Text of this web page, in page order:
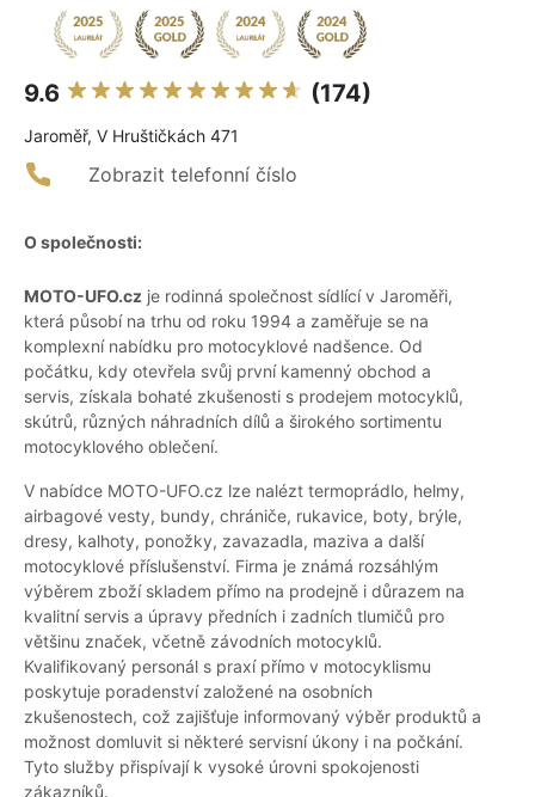
9.6 (174)
Jaroměř, V Hruštičkách 471
Zobrazit telefonní číslo
O společnosti:
MOTO-UFO.cz je rodinná společnost sídlící v Jaroměři,
která působí na trhu od roku 1994 a zaměřuje se na
komplexní nabídku pro motocyklové nadšence. Od
počátku, kdy otevřela svůj první kamenný obchod a
servis, získala bohaté zkušenosti s prodejem motocyklů,
skútrů, různých náhradních dílů a širokého sortimentu
motocyklového oblečení.
V nabídce MOTO-UFO.cz lze nalézt termoprádlo, helmy,
airbagové vesty, bundy, chrániče, rukavice, boty, brýle,
dresy, kalhoty, ponožky, zavazadla, maziva a další
motocyklové příslušenství. Firma je známá rozsáhlým
výběrem zboží skladem přímo na prodejně i důrazem na
kvalitní servis a úpravy předních i zadních tlumičů pro
většinu značek, včetně závodních motocyklů.
Kvalifikovaný personál s praxí přímo v motocyklismu
poskytuje poradenství založené na osobních
zkušenostech, což zajišťuje informovaný výběr produktů a
možnost domluvit si některé servisní úkony i na počkání.
Tyto služby přispívají k vysoké úrovni spokojenosti
zákazníků.